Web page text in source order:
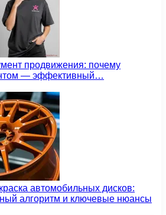
продвижения: почему
— эффективный…
автомобильных дисков:
алгоритм и ключевые нюансы